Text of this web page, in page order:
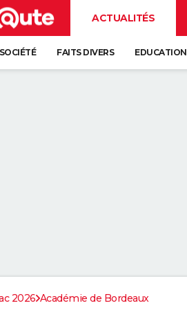
ACTUALITÉS
SOCIÉTÉ FAITS DIVERS EDUCATION
2026 Académie de Bordeaux